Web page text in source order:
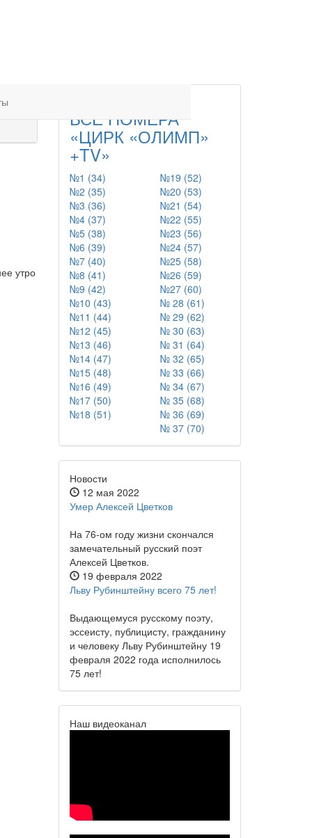
утро
ВСЕ НОМЕРА
«ЦИРК «ОЛИМП»
+TV»
№1 (34)
№2 (35)
№3 (36)
№4 (37)
№5 (38)
№6 (39)
№7 (40)
№8 (41)
№9 (42)
№10 (43)
№11 (44)
№12 (45)
№13 (46)
№14 (47)
№15 (48)
№16 (49)
№17 (50)
№18 (51)
№19 (52)
№20 (53)
№21 (54)
№22 (55)
№23 (56)
№24 (57)
№25 (58)
№26 (59)
№27 (60)
№ 28 (61)
№ 29 (62)
№ 30 (63)
№ 31 (64)
№ 32 (65)
№ 33 (66)
№ 34 (67)
№ 35 (68)
№ 36 (69)
№ 37 (70)
Новости
12 мая 2022
Умер Алексей Цветков
На 76-ом году жизни скончался
замечательный русский поэт
Алексей Цветков.
19 февраля 2022
Льву Рубинштейну всего 75 лет!
Выдающемуся русскому поэту,
эссеисту, публицисту, гражданину
и человеку Льву Рубинштейну 19
февраля 2022 года исполнилось
75 лет!
Наш видеоканал